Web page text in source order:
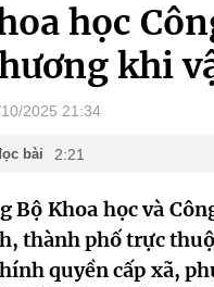
học
khi
2025 21:34
bài 2:21
Bộ Khoa học và
thành phố trực
quyền cấp xã,